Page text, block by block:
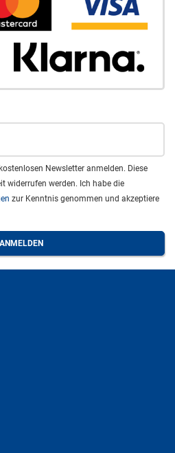
Newsletter anmelden. Diese
widerrufen werden. Ich habe die
zur Kenntnis genommen und akzeptiere